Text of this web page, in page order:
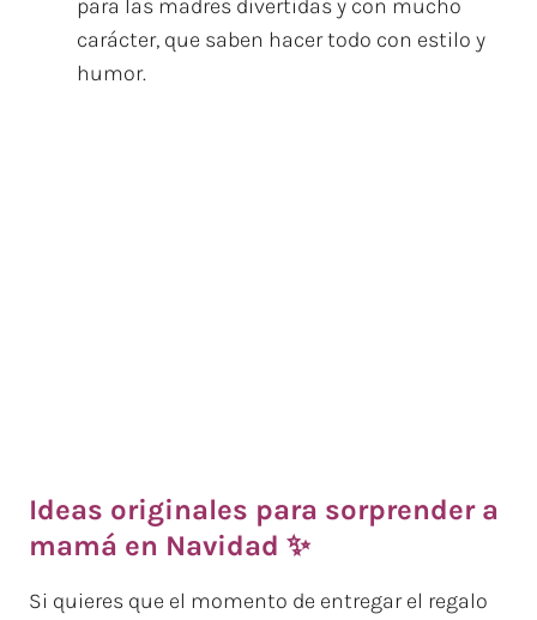
para las madres divertidas y con mucho
carácter, que saben hacer todo con estilo y
humor.
Ideas originales para sorprender a
mamá en Navidad ✨
Si quieres que el momento de entregar el regalo